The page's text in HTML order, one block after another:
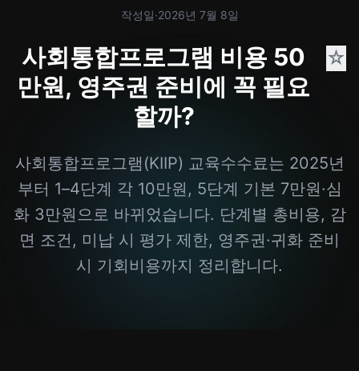
작성일·2026년 7월 8일
사회통합프로그램 비용 50
만원, 영주권 준비에 꼭 필요
할까?
☆
사회통합프로그램(KIIP) 교육수수료는 2025년
부터 1–4단계 각 10만원, 5단계 기본 7만원·심
화 3만원으로 바뀌었습니다. 단계별 총비용, 감
면 조건, 미납 시 평가 제한, 영주권·귀화 준비
시 기회비용까지 정리합니다.